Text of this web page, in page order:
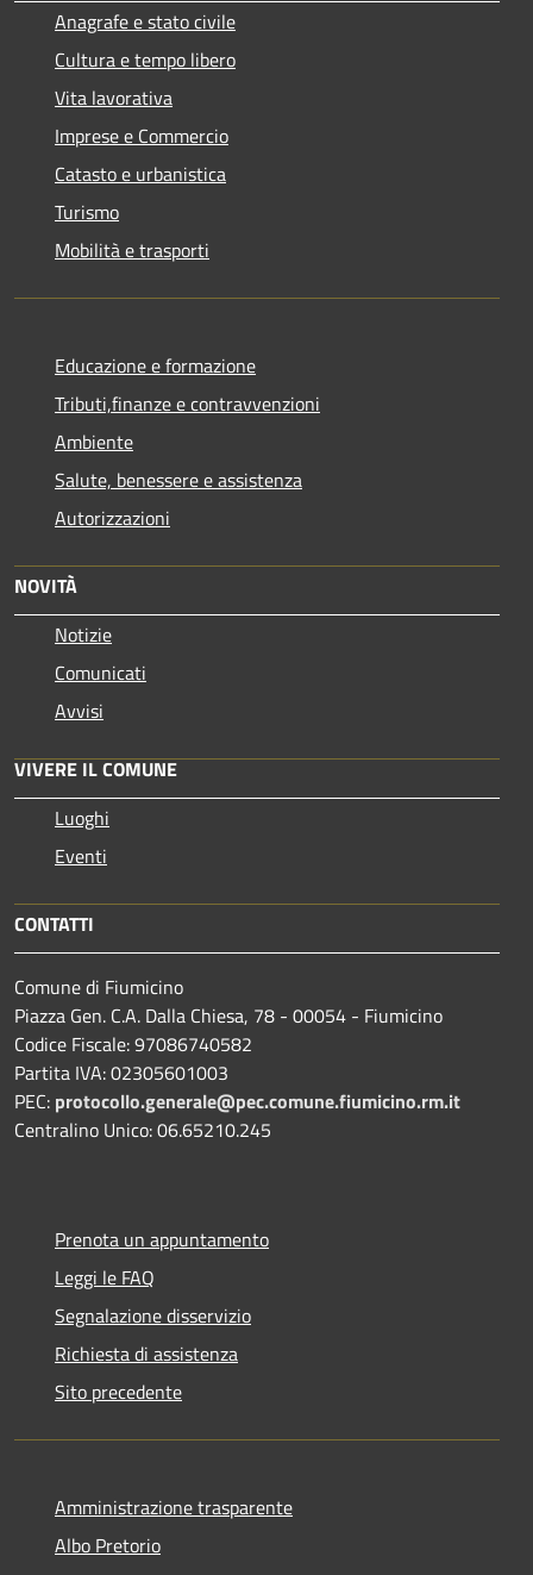
Anagrafe e stato civile
Cultura e tempo libero
Vita lavorativa
Imprese e Commercio
Catasto e urbanistica
Turismo
Mobilità e trasporti
Educazione e formazione
Tributi,finanze e contravvenzioni
Ambiente
Salute, benessere e assistenza
Autorizzazioni
NOVITÀ
Notizie
Comunicati
Avvisi
VIVERE IL COMUNE
Luoghi
Eventi
CONTATTI
Comune di Fiumicino
Piazza Gen. C.A. Dalla Chiesa, 78 - 00054 - Fiumicino
Codice Fiscale: 97086740582
Partita IVA: 02305601003
PEC: protocollo.generale@pec.comune.fiumicino.rm.it
Centralino Unico: 06.65210.245
Prenota un appuntamento
Leggi le FAQ
Segnalazione disservizio
Richiesta di assistenza
Sito precedente
Amministrazione trasparente
Albo Pretorio